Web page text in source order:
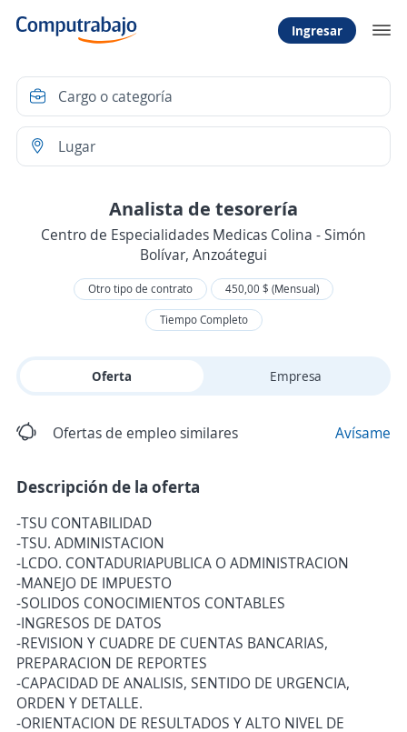
Ingresar
Analista de tesorería
Centro de Especialidades Medicas Colina - Simón
Bolívar, Anzoátegui
Otro tipo de contrato
450,00 $ (Mensual)
Tiempo Completo
Oferta Empresa
Ofertas de empleo similares Avísame
Descripción de la oferta
-TSU CONTABILIDAD
-TSU. ADMINISTACION
-LCDO. CONTADURIAPUBLICA O ADMINISTRACION
-MANEJO DE IMPUESTO
-SOLIDOS CONOCIMIENTOS CONTABLES
-INGRESOS DE DATOS
-REVISION Y CUADRE DE CUENTAS BANCARIAS,
PREPARACION DE REPORTES
-CAPACIDAD DE ANALISIS, SENTIDO DE URGENCIA,
ORDEN Y DETALLE.
-ORIENTACION DE RESULTADOS Y ALTO NIVEL DE